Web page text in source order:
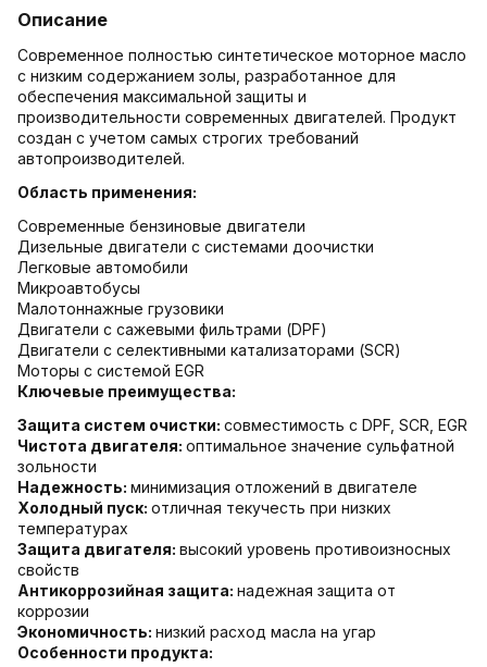
Описание
Современное полностью синтетическое моторное масло
с низким содержанием золы, разработанное для
обеспечения максимальной защиты и
производительности современных двигателей. Продукт
создан с учетом самых строгих требований
автопроизводителей.
Область применения:
Современные бензиновые двигатели
Дизельные двигатели с системами доочистки
Легковые автомобили
Микроавтобусы
Малотоннажные грузовики
Двигатели с сажевыми фильтрами (DPF)
Двигатели с селективными катализаторами (SCR)
Моторы с системой EGR
Ключевые преимущества:
Защита систем очистки: совместимость с DPF, SCR, EGR
Чистота двигателя: оптимальное значение сульфатной
зольности
Надежность: минимизация отложений в двигателе
Холодный пуск: отличная текучесть при низких
температурах
Защита двигателя: высокий уровень противоизносных
свойств
Антикоррозийная защита: надежная защита от
коррозии
Экономичность: низкий расход масла на угар
Особенности продукта: